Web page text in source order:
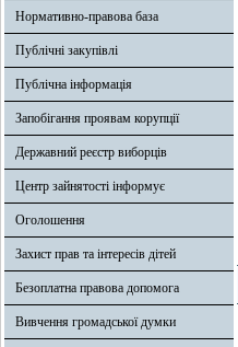
Нормативно-правова база
Публічні закупівлі
Публічна інформація
Запобігання проявам корупції
Державний реєстр виборців
Центр зайнятості інформує
Оголошення
Захист прав та інтересів дітей
Безоплатна правова допомога
Вивчення громадської думки